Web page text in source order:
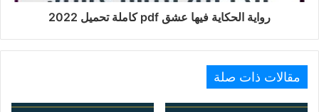
رواية الحكاية فيها عشق pdf كاملة تحميل 2022
مقالات ذات صلة